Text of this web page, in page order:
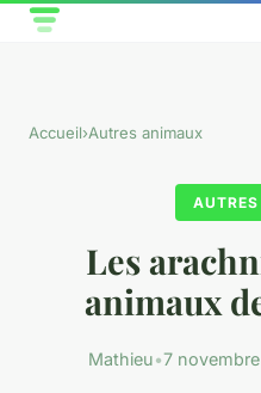
Accueil›Autres animaux
Les
animaux
Mathieu•7